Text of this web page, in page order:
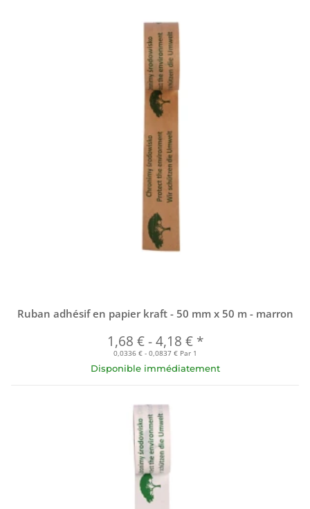
Ruban adhésif en papier kraft - 50 mm x 50 m - marron
1,68 €-4,18 € *
0,0336 € - 0,0837 € Par 1
Disponible immédiatement